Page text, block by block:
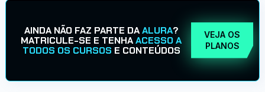
AINDA NÃO FAZ PARTE DAALURA?
MATRICULE-SE E TENHAACESSO A
TODOS OS CURSOS E CONTEÚDOS
VEJA OS
PLANOS